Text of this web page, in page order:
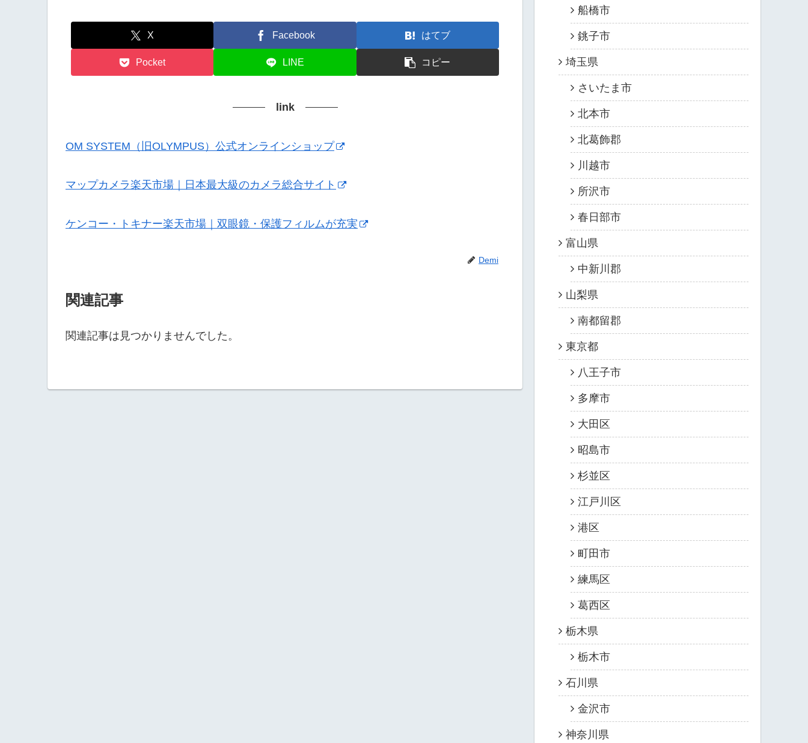
X Facebook はてブ
Pocket LINE コピー
link
OM SYSTEM（旧OLYMPUS）公式オンラインショップ
マップカメラ楽天市場｜日本最大級のカメラ総合サイト
ケンコー・トキナー楽天市場｜双眼鏡・保護フィルムが充実
Demi
関連記事
関連記事は見つかりませんでした。
船橋市
銚子市
埼玉県
さいたま市
北本市
北葛飾郡
川越市
所沢市
春日部市
富山県
中新川郡
山梨県
南都留郡
東京都
八王子市
多摩市
大田区
昭島市
杉並区
江戸川区
港区
町田市
練馬区
葛西区
栃木県
栃木市
石川県
金沢市
神奈川県